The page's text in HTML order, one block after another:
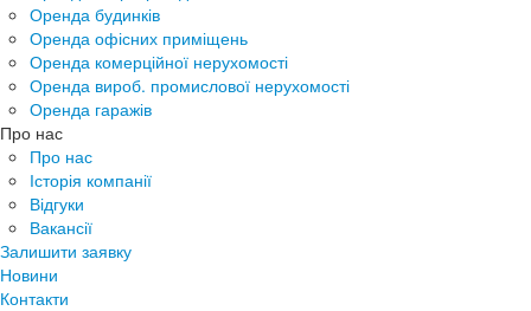
Оренда будинків
Оренда офісних приміщень
Оренда комерційної нерухомості
Оренда вироб. промислової нерухомості
Оренда гаражів
Про нас
Про нас
Історія компанії
Відгуки
Вакансії
Залишити заявку
Новини
Контакти